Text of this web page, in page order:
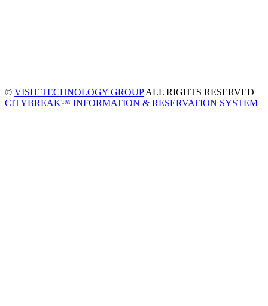
© VISIT TECHNOLOGY GROUPALL RIGHTS RESERVED
CITYBREAK™ INFORMATION & RESERVATION SYSTEM